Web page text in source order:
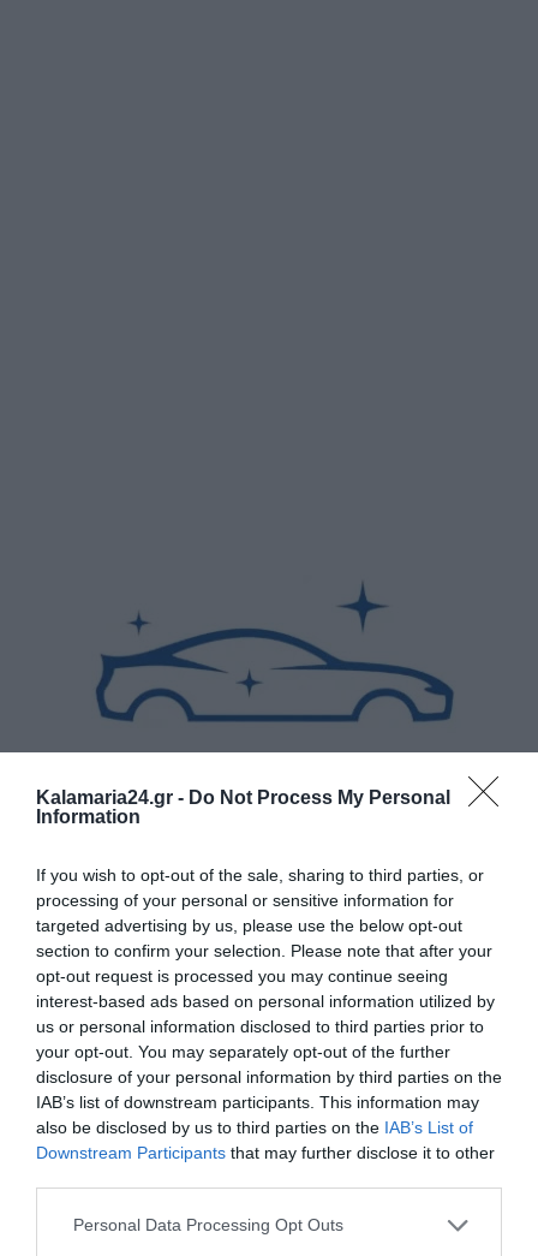
Kalamaria24.gr - Do Not Process My Personal
Information
If you wish to opt-out of the sale, sharing to third parties, or
processing of your personal or sensitive information for
targeted advertising by us, please use the below opt-out
section to confirm your selection. Please note that after your
opt-out request is processed you may continue seeing
interest-based ads based on personal information utilized by
us or personal information disclosed to third parties prior to
your opt-out. You may separately opt-out of the further
disclosure of your personal information by third parties on the
IAB’s list of downstream participants. This information may
also be disclosed by us to third parties on the IAB’s List of
Downstream Participants that may further disclose it to other
Personal Data Processing Opt Outs